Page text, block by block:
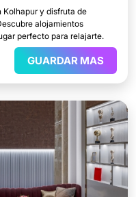
Kolhapur y disfruta de
alojamientos
perfecto para relajarte.
GUARDAR MAS